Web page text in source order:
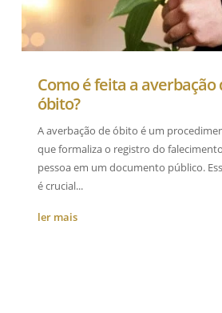
Como é feita a averbação
óbito?
A averbação de óbito é um
que formaliza o registro do
pessoa em um documento público.
é crucial...
ler mais